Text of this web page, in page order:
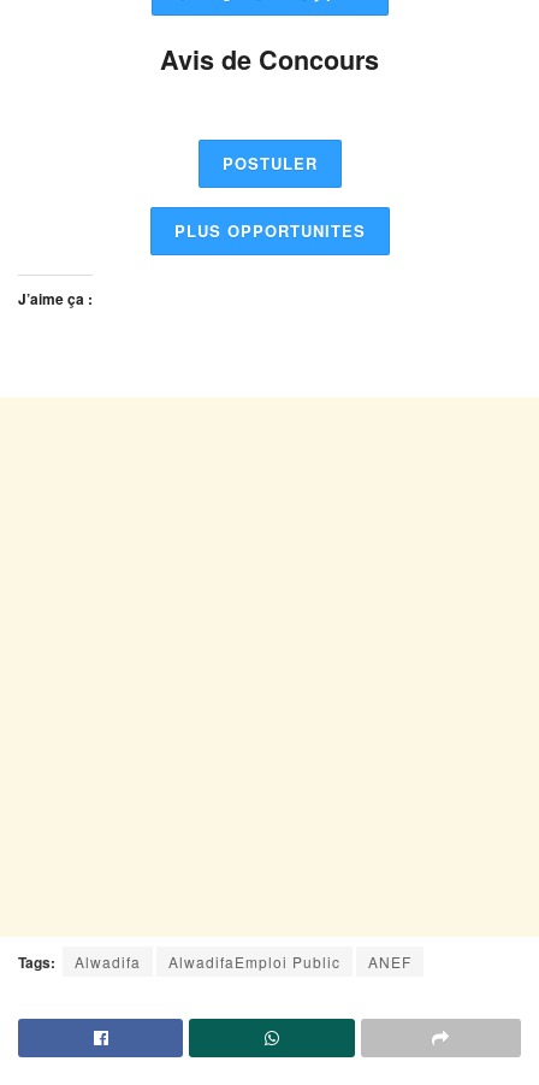
Avis de Concours
POSTULER
PLUS OPPORTUNITES
J’aime ça :
Tags: Alwadifa AlwadifaEmploi Public ANEF